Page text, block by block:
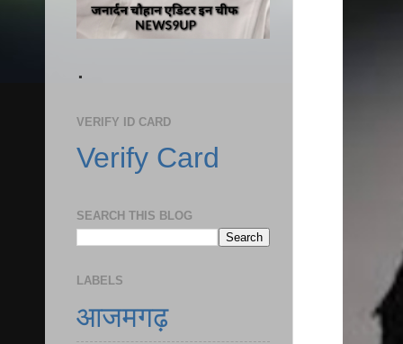
.
VERIFY ID CARD
Verify Card
SEARCH THIS BLOG
LABELS
आजमगढ़